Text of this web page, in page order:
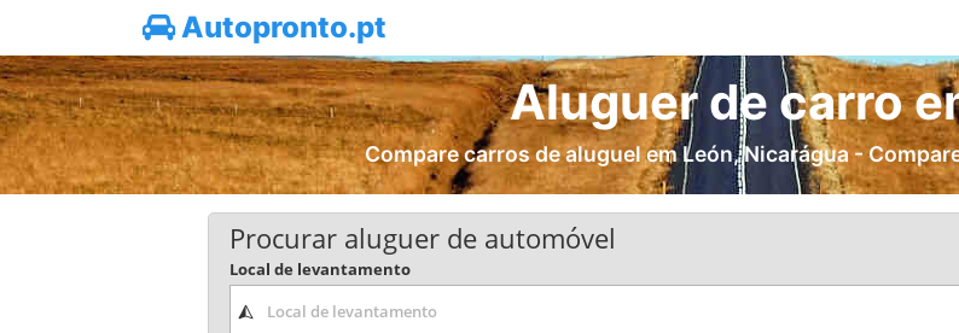
Autopronto.pt
Aluguer de carro
Compare carros de aluguel em León, Nicarágua -
Procurar aluguer de automóvel
Local de levantamento